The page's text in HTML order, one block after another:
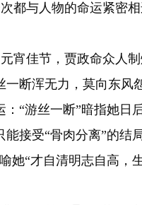
都与人物的命运紧密
佳节，贾政命众人制
断浑无力，莫向东风
“游丝一断”暗指她日
接受“骨肉分离”的结
她“才自清明志自高，